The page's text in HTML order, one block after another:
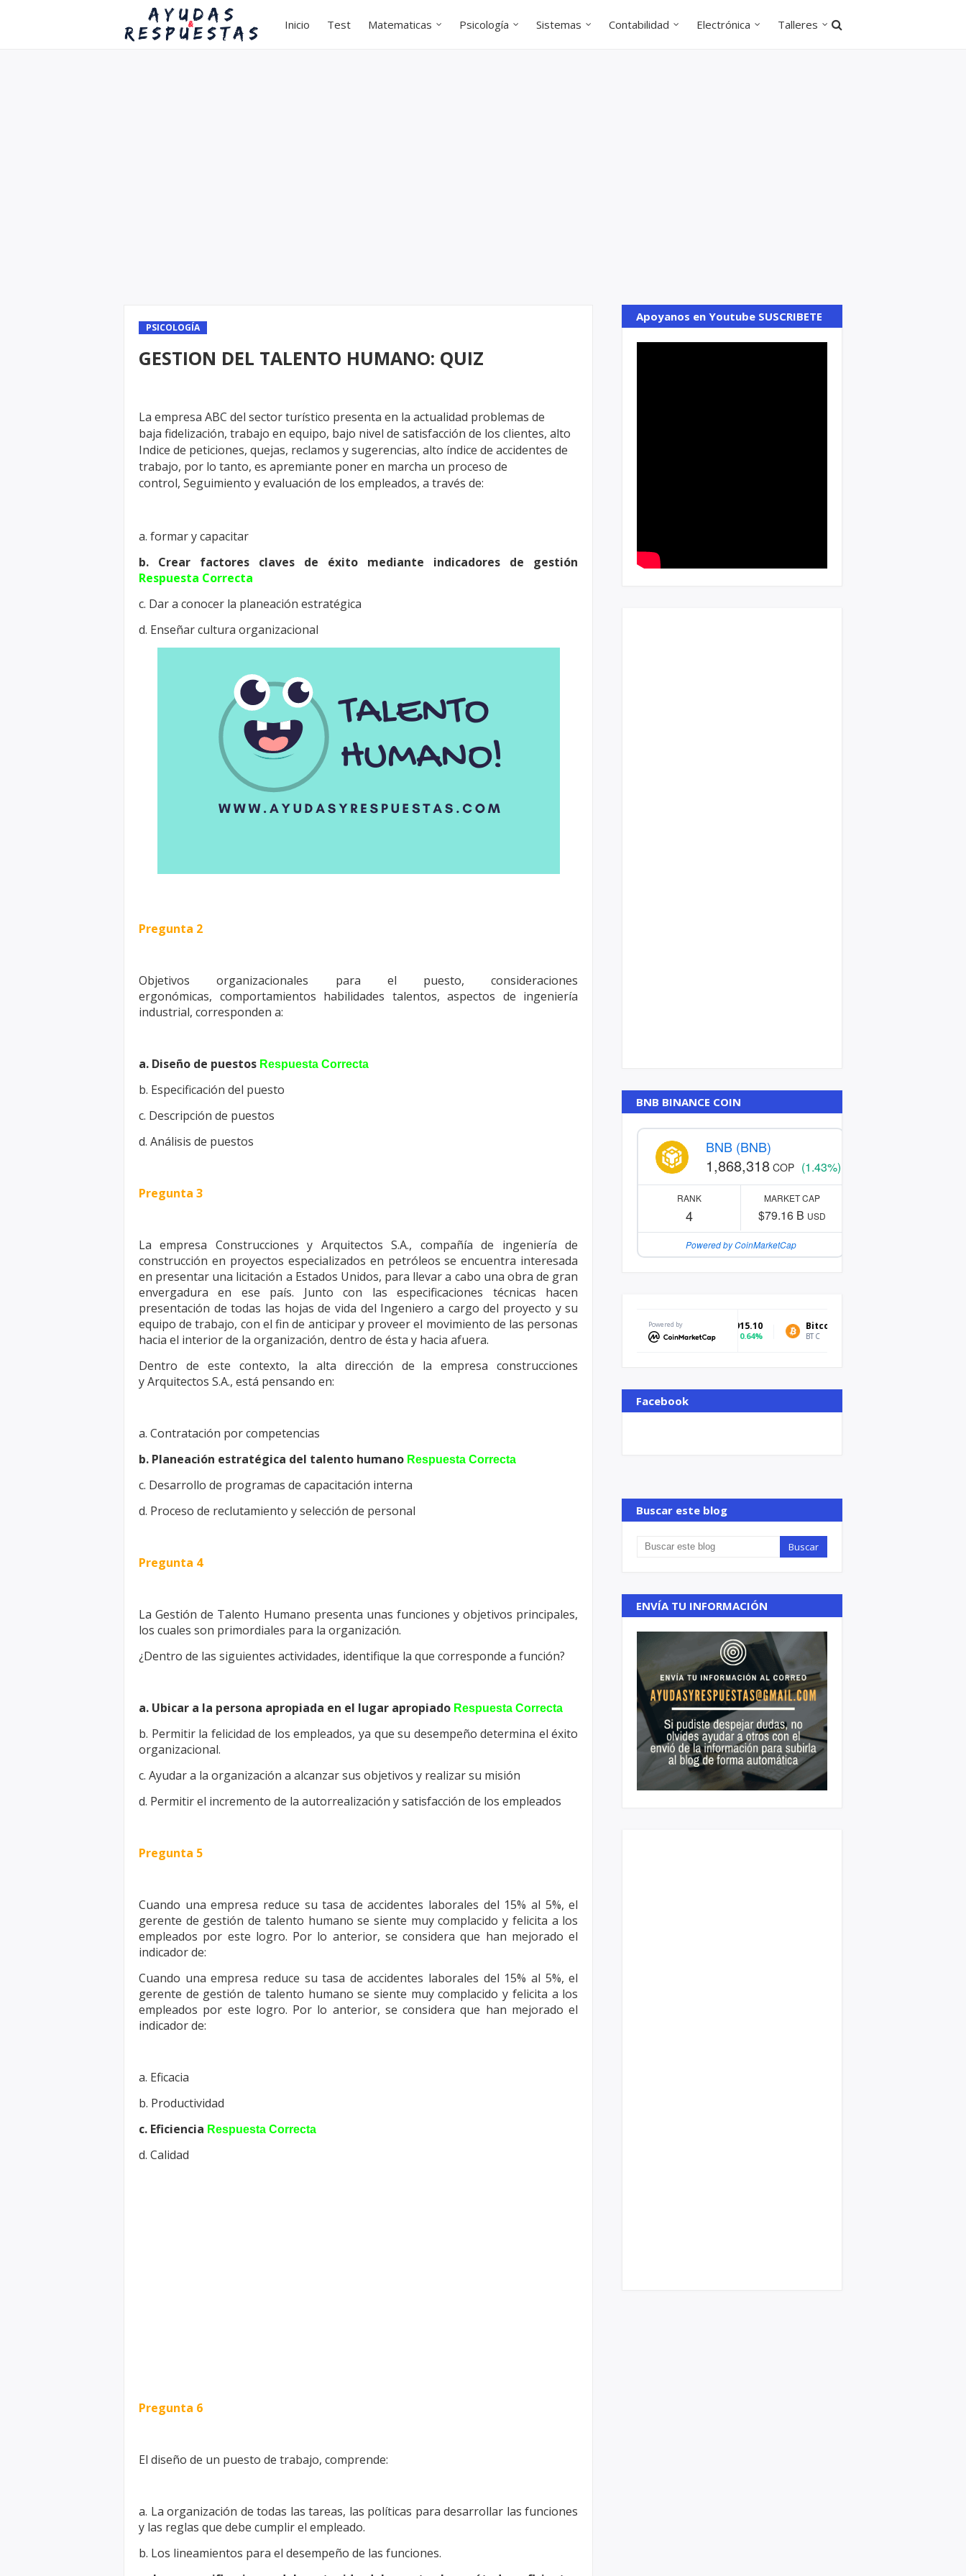
Inicio Test Matematicas Psicología Sistemas Contabilidad Electrónica Talleres
PSICOLOGÍA
GESTION DEL TALENTO HUMANO: QUIZ
La empresa ABC del sector turístico presenta en la actualidad problemas de
baja fidelización, trabajo en equipo, bajo nivel de satisfacción de los clientes, alto
Indice de peticiones, quejas, reclamos y sugerencias, alto índice de accidentes de
trabajo, por lo tanto, es apremiante poner en marcha un proceso de
control, Seguimiento y evaluación de los empleados, a través de:
a. formar y capacitar
b. Crear factores claves de éxito mediante indicadores de gestión
Respuesta Correcta
c. Dar a conocer la planeación estratégica
d. Enseñar cultura organizacional
Pregunta 2
Objetivos organizacionales para el puesto, consideraciones
ergonómicas, comportamientos habilidades talentos, aspectos de ingeniería
industrial, corresponden a:
a. Diseño de puestos Respuesta Correcta
b. Especificación del puesto
c. Descripción de puestos
d. Análisis de puestos
Pregunta 3
La empresa Construcciones y Arquitectos S.A., compañía de ingenieríade
construcción en proyectos especializados en petróleos se encuentra interesada
en presentar una licitación a Estados Unidos, para llevar a cabo una obra de gran
envergadura en ese país. Junto con lasespecificaciones técnicas hacen
presentación de todas las hojas de vida del Ingeniero a cargo del proyecto y su
equipo de trabajo, con el fin de anticipar y proveer el movimiento de las personas
hacia el interior de la organización, dentro de ésta y hacia afuera.
Dentro de este contexto, la alta dirección de la empresa construcciones
yArquitectos S.A., está pensando en:
a. Contratación por competencias
b. Planeación estratégica del talento humano Respuesta Correcta
c. Desarrollo de programas de capacitación interna
d. Proceso de reclutamiento y selección de personal
Pregunta 4
La Gestión de Talento Humano presenta unas funciones y objetivos principales,
los cuales son primordiales para la organización.
¿Dentro de las siguientes actividades, identifique la que corresponde a función?
a. Ubicar a la persona apropiada en el lugar apropiado Respuesta Correcta
b. Permitir la felicidad de los empleados, ya que su desempeño determina eléxito
organizacional.
c. Ayudar a la organización a alcanzar sus objetivos y realizar su misión
d. Permitir el incremento de la autorrealización y satisfacción de los empleados
Pregunta 5
Cuando una empresa reduce su tasa de accidentes laborales del 15% al 5%, el
gerente de gestión de talento humano se siente muy complacido y felicita a los
empleados por este logro. Por lo anterior, se considera que han mejorado el
indicador de:
Cuando una empresa reduce su tasa de accidentes laborales del 15% al 5%, el
gerente de gestión de talento humano se siente muy complacido y felicita a los
empleados por este logro. Por lo anterior, se considera que han mejorado el
indicador de:
a. Eficacia
b. Productividad
c. Eficiencia Respuesta Correcta
d. Calidad
Pregunta 6
El diseño de un puesto de trabajo, comprende:
a. La organización de todas las tareas, las políticas para desarrollar lasfunciones
y las reglas que debe cumplir el empleado.
b. Los lineamientos para el desempeño de las funciones.
Apoyanos en Youtube SUSCRIBETE
BNB BINANCE COIN
BNB (BNB)
1,868,318 COP (1.43%)
RANK
4
MARKET CAP
$79.16 B USD
Powered by CoinMarketCap
Powered by Bitcoin $64,967.99
BTC
Facebook
Buscar este blog
ENVÍA TU INFORMACIÓN